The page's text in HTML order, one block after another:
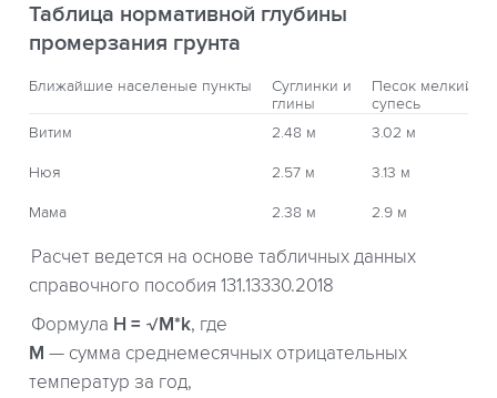
Таблица нормативной глубины
промерзания грунта
Ближайшие населеные пункты
Суглинки и
глины
Песок мелкий,
супесь
Витим
2.48 м 3.02 м
Нюя 2.57 м 3.13 м
Мама 2.38 м 2.9 м
Расчет ведется на основе табличных данных
справочного пособия 131.13330.2018
Формула H = √M*k, где
М — сумма среднемесячных отрицательных
температур за год,